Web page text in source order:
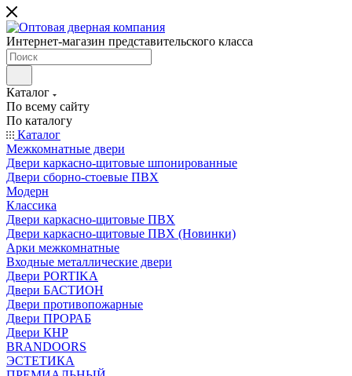
Интернет-магазин представительского класса
Каталог
По всему сайту
По каталогу
Каталог
Межкомнатные двери
Двери каркасно-щитовые шпонированные
Двери сборно-стоевые ПВХ
Модерн
Классика
Двери каркасно-щитовые ПВХ
Двери каркасно-щитовые ПВХ (Новинки)
Арки межкомнатные
Входные металлические двери
Двери PORTIKA
Двери БАСТИОН
Двери противопожарные
Двери ПРОРАБ
Двери КНР
BRANDOORS
ЭСТЕТИКА